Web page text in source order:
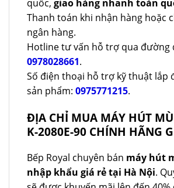
quốc, giao hàng nhanh toàn
Thanh toán khi nhận hàng hoặc
ngân hàng.
Hotline tư vấn hỗ trợ qua đường
0978028661.
Số điện thoại hỗ trợ kỹ thuật lắp
sản phẩm: 0975771215.
ĐỊA CHỈ MUA MÁY HÚT
K-2080E-90 CHÍNH HÃNG
Bếp Royal chuyên bán máy hút
nhập khẩu giá rẻ tại Hà Nội.